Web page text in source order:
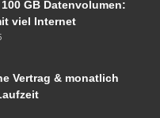
GB Datenvolumen:
viel Internet
Vertrag & monatlich